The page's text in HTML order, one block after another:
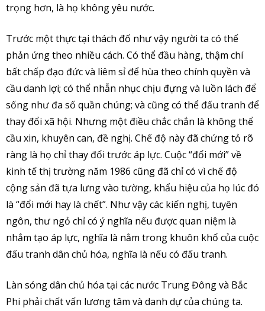
trọng hơn, là họ không yêu nước.
Trước một thực tại thách đố như vậy người ta có thể
phản ứng theo nhiều cách. Có thể đầu hàng, thậm chí
bất chấp đạo đức và liêm sỉ để hùa theo chính quyền và
cầu danh lợi; có thể nhẫn nhục chịu đựng và luồn lách để
sống như đa số quần chúng; và cũng có thể đấu tranh để
thay đổi xã hội. Nhưng một điều chắc chắn là không thể
cầu xin, khuyên can, đề nghị. Chế độ này đã chứng tỏ rõ
ràng là họ chỉ thay đổi trước áp lực. Cuộc “đổi mới” về
kinh tế thị trường năm 1986 cũng đã chỉ có vì chế độ
cộng sản đã tựa lưng vào tường, khẩu hiệu của họ lúc đó
là “đổi mới hay là chết”. Như vậy các kiến nghị, tuyên
ngôn, thư ngỏ chỉ có ý nghĩa nếu được quan niệm là
nhắm tạo áp lực, nghĩa là nằm trong khuôn khổ của cuộc
đấu tranh dân chủ hóa, nghĩa là nếu có đấu tranh.
Làn sóng dân chủ hóa tại các nước Trung Đông và Bắc
Phi phải chất vấn lương tâm và danh dự của chúng ta.